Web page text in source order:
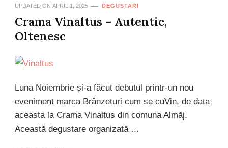
UPDATED ON APRIL 1, 2025 DEGUSTARI
Crama Vinaltus – Autentic,
Oltenesc
Luna Noiembrie și-a făcut debutul printr-un nou
eveniment marca Brânzeturi cum se cuVin, de data
aceasta la Crama Vinaltus din comuna Almăj.
Această degustare organizată …